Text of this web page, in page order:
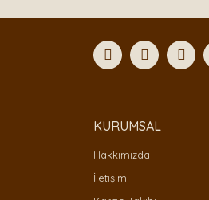
Ürün
Bu ürüne benzer
KURUMSAL
Hakkımızda
İletişim